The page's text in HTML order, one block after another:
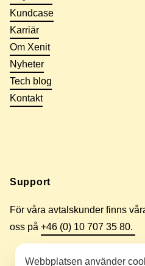
Kundcase
Karriär
Om Xenit
Nyheter
Tech blog
Kontakt
Support
För våra avtalskunder finns
oss på +46 (0) 10 707 35 80.
Webbplatsen använder